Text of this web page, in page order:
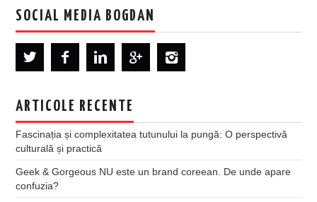
SOCIAL MEDIA BOGDAN
ARTICOLE RECENTE
Fascinația și complexitatea tutunului la pungă: O perspectivă
culturală și practică
Geek & Gorgeous NU este un brand coreean. De unde apare
confuzia?